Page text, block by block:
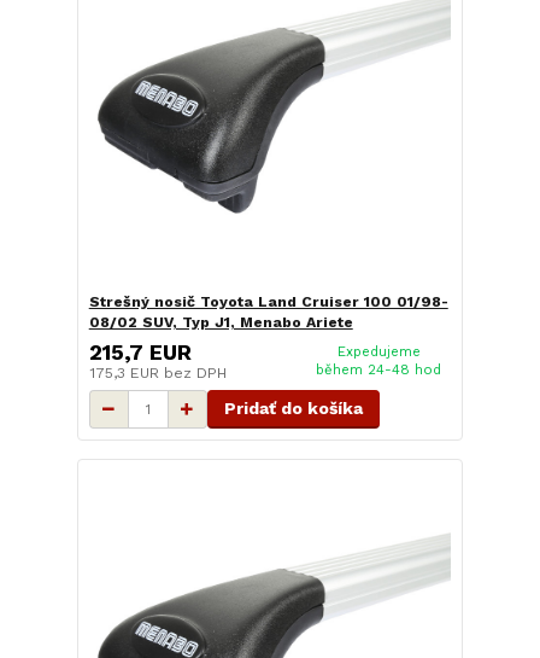
Strešný nosič Toyota Land Cruiser 100 01/98-
08/02 SUV, Typ J1, Menabo Ariete
215,7 EUR
175,3 EUR bez DPH
Expedujeme
během 24-48 hod
Pridať do košíka